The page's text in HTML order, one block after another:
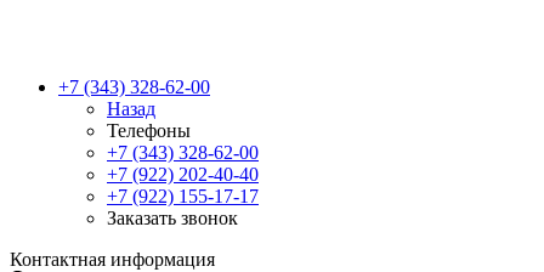
+7 (343) 328-62-00
Назад
Телефоны
+7 (343) 328-62-00
+7 (922) 202-40-40
+7 (922) 155-17-17
Заказать звонок
Контактная информация